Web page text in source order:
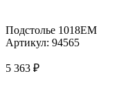
Подстолье 1018EM
Артикул: 94565
5 363 ₽